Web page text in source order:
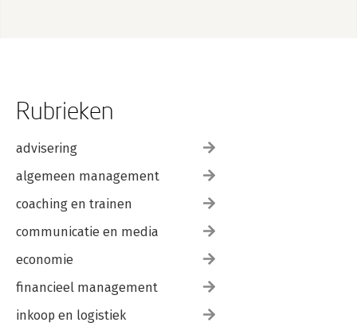
Rubrieken
advisering
algemeen management
coaching en trainen
communicatie en media
economie
financieel management
inkoop en logistiek